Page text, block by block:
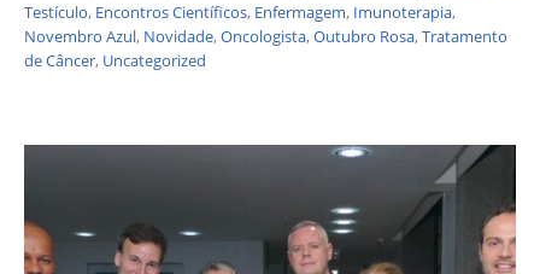
Testículo, Encontros Científicos, Enfermagem, Imunoterapia,
Novembro Azul, Novidade,Oncologista,Outubro Rosa,Tratamento
de Câncer, Uncategorized